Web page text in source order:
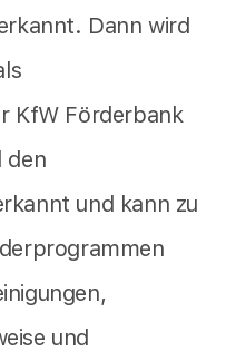
Dann wird
KfW Förderbank
den
und kann zu
und